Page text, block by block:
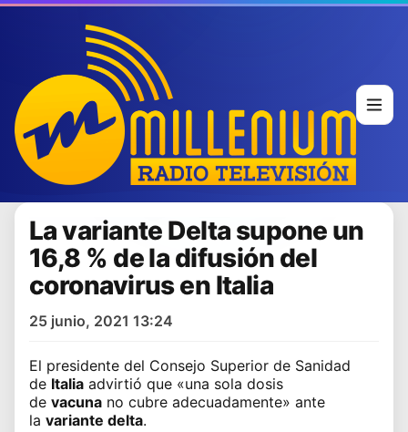
La variante Delta supone un
16,8 % de la difusión del
coronavirus en Italia
25 junio, 2021 13:24
El presidente del Consejo Superior de Sanidad
de Italia advirtió que «una sola dosis
de vacuna no cubre adecuadamente» ante
la variante delta.